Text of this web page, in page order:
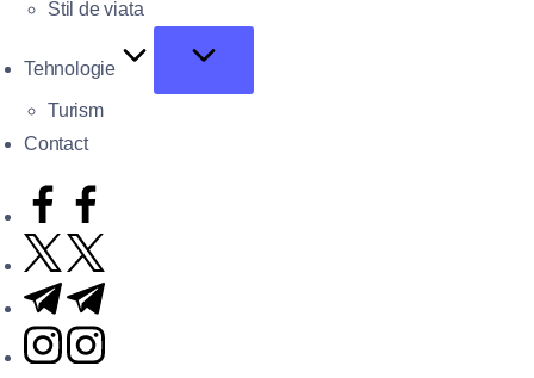
Stil de viata
Tehnologie
Turism
Contact